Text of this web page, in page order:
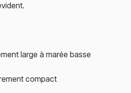
large à marée basse
compact